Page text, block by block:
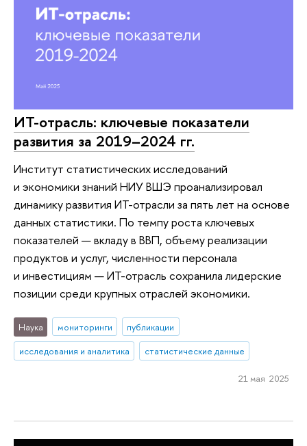
ИТ-отрасль: ключевые показатели
развития за 2019–2024 гг.
Институт статистических исследований
и экономики знаний НИУ ВШЭ проанализировал
динамику развития ИТ-отрасли за пять лет на основе
данных статистики. По темпу роста ключевых
показателей — вкладу в ВВП, объему реализации
продуктов и услуг, численности персонала
и инвестициям — ИТ-отрасль сохранила лидерские
позиции среди крупных отраслей экономики.
Наука мониторинги
публикации
исследования и аналитика
статистические данные
21 мая 2025